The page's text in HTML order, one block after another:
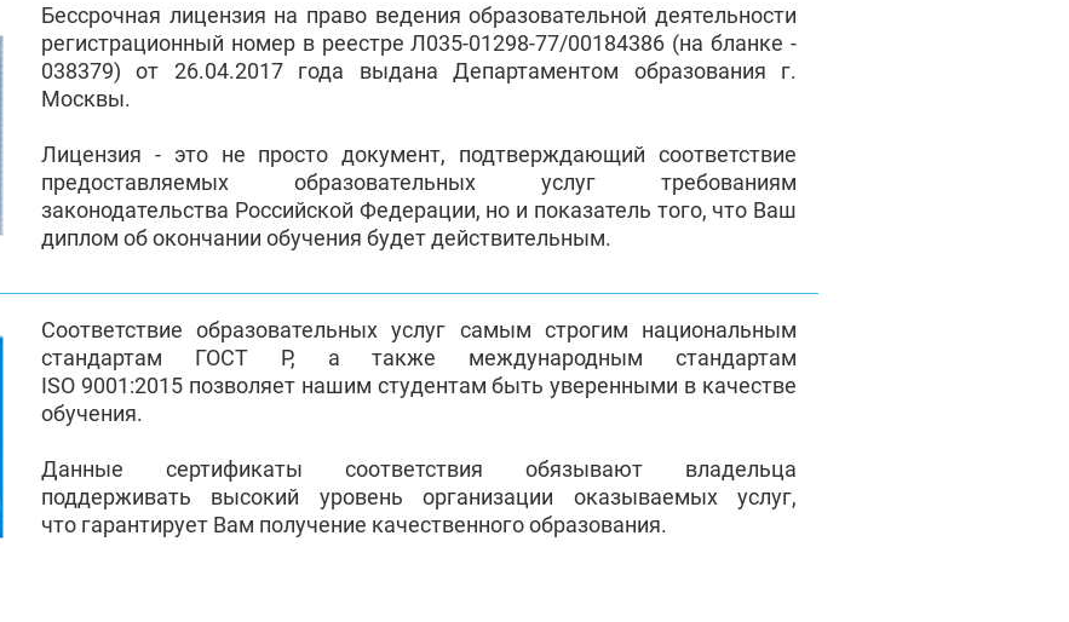
Бессрочная лицензия на право ведения образовательной деятельности
регистрационный номер в реестре Л035-01298-77/00184386 (на бланке -
038379) от 26.04.2017 года выдана Департаментом образования г.
Москвы.
Лицензия - это не просто документ, подтверждающий соответствие
предоставляемых образовательных услуг требованиям
законодательства Российской Федерации, но и показатель того, что Ваш
диплом об окончании обучения будет действительным.
Соответствие образовательных услуг самым строгим национальным
стандартам ГОСТ Р, а также международным стандартам
ISO 9001:2015 позволяет нашим студентам быть уверенными в качестве
обучения.
Данные сертификаты соответствия обязывают владельца
поддерживать высокий уровень организации оказываемых услуг,
что гарантирует Вам получение качественного образования.